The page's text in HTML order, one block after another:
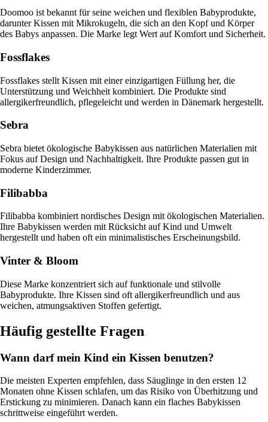
Doomoo ist bekannt für seine weichen und flexiblen Babyprodukte,
darunter Kissen mit Mikrokugeln, die sich an den Kopf und Körper
des Babys anpassen. Die Marke legt Wert auf Komfort und Sicherheit.
Fossflakes
Fossflakes stellt Kissen mit einer einzigartigen Füllung her, die
Unterstützung und Weichheit kombiniert. Die Produkte sind
allergikerfreundlich, pflegeleicht und werden in Dänemark hergestellt.
Sebra
Sebra bietet ökologische Babykissen aus natürlichen Materialien mit
Fokus auf Design und Nachhaltigkeit. Ihre Produkte passen gut in
moderne Kinderzimmer.
Filibabba
Filibabba kombiniert nordisches Design mit ökologischen Materialien.
Ihre Babykissen werden mit Rücksicht auf Kind und Umwelt
hergestellt und haben oft ein minimalistisches Erscheinungsbild.
Vinter & Bloom
Diese Marke konzentriert sich auf funktionale und stilvolle
Babyprodukte. Ihre Kissen sind oft allergikerfreundlich und aus
weichen, atmungsaktiven Stoffen gefertigt.
Häufig gestellte Fragen
Wann darf mein Kind ein Kissen benutzen?
Die meisten Experten empfehlen, dass Säuglinge in den ersten 12
Monaten ohne Kissen schlafen, um das Risiko von Überhitzung und
Erstickung zu minimieren. Danach kann ein flaches Babykissen
schrittweise eingeführt werden.